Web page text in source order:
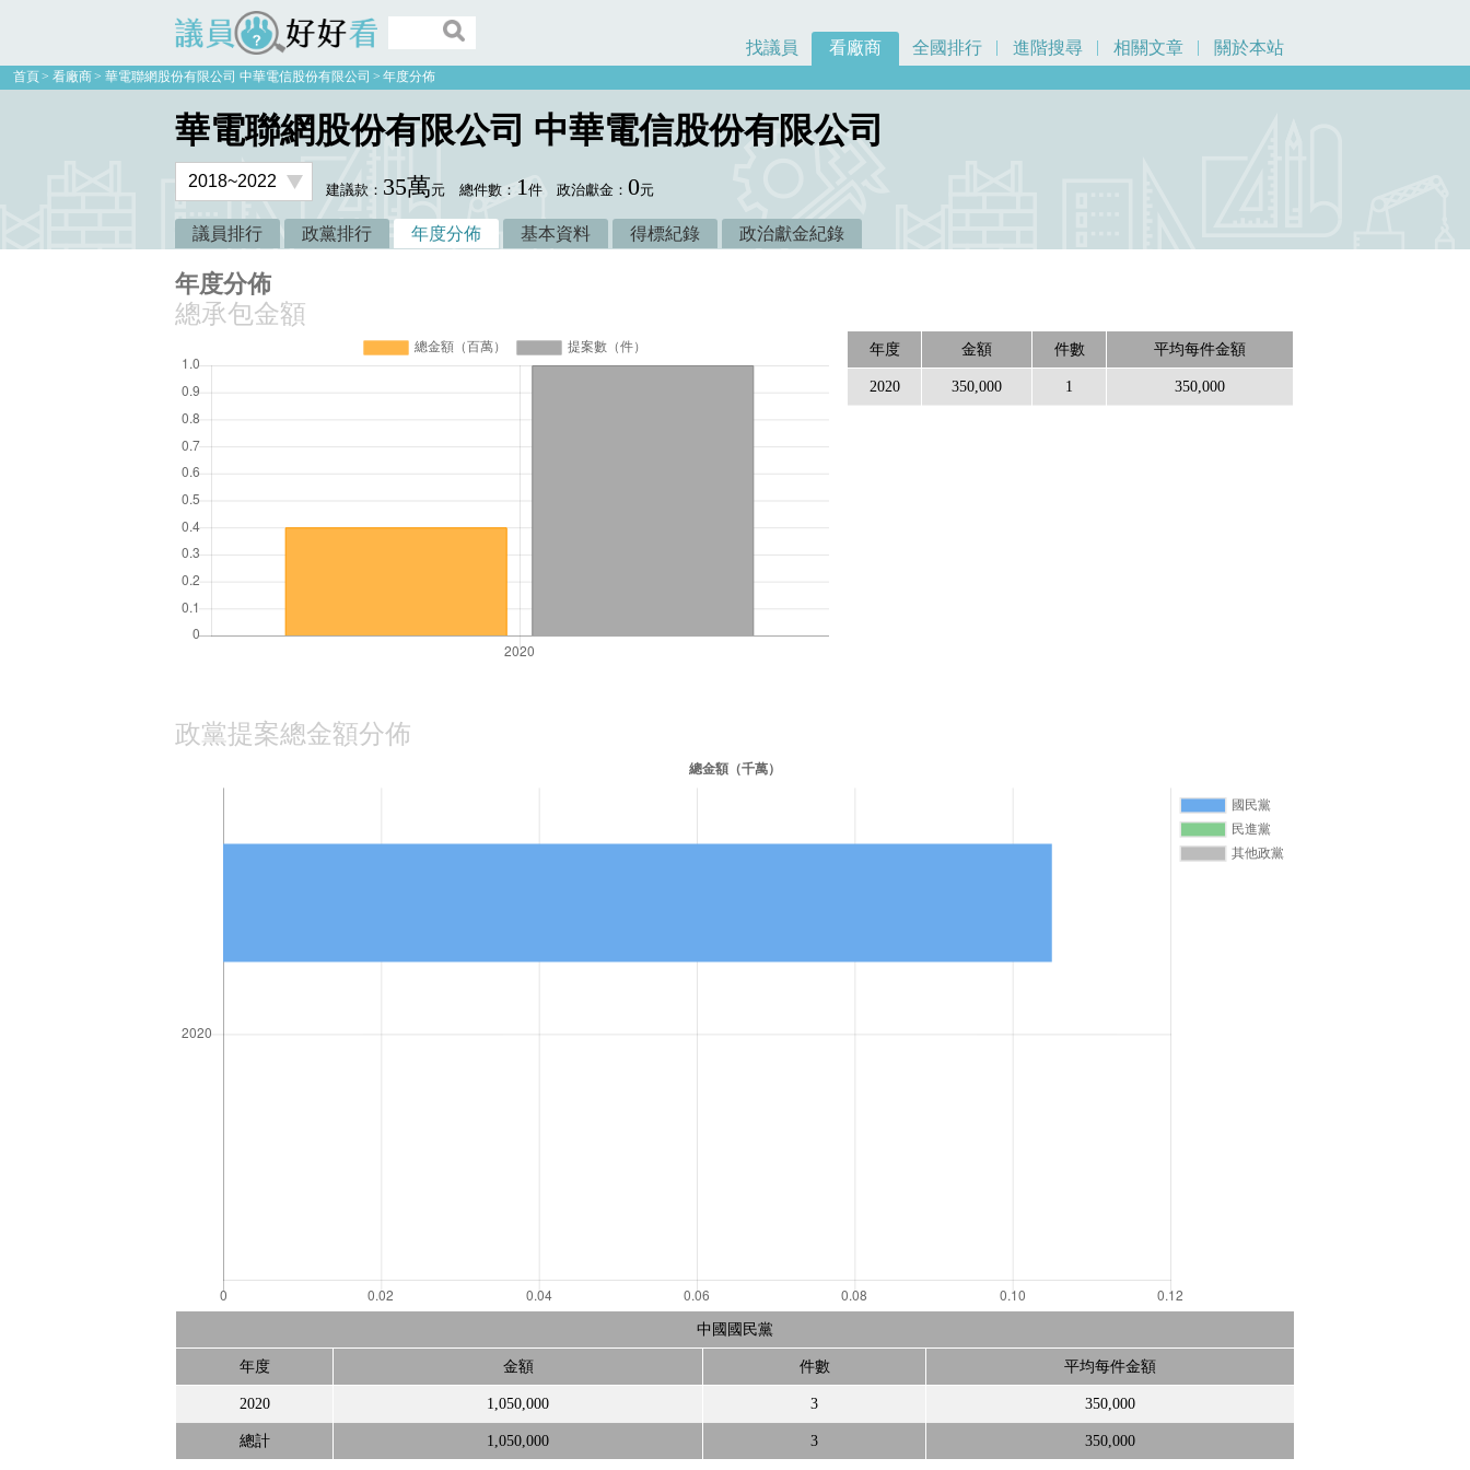
議員好好看
找議員 看廠商 全國排行 進階搜尋 相關文章 關於本站
首頁 看廠商 華電聯網股份有限公司 中華電信股份有限公司 年度分佈
華電聯網股份有限公司 中華電信股份有限公司
建議款： 35萬元 總件數： 1件 政治獻金：0元
議員排行 政黨排行 年度分佈 基本資料 得標紀錄 政治獻金紀錄
年度分佈
總承包金額
年度 金額 件數 平均每件金額
2020 350,000 1 350,000
政黨提案總金額分佈
中國國民黨
年度 金額 件數 平均每件金額
2020 1,050,000 3 350,000
總計 1,050,000 3 350,000